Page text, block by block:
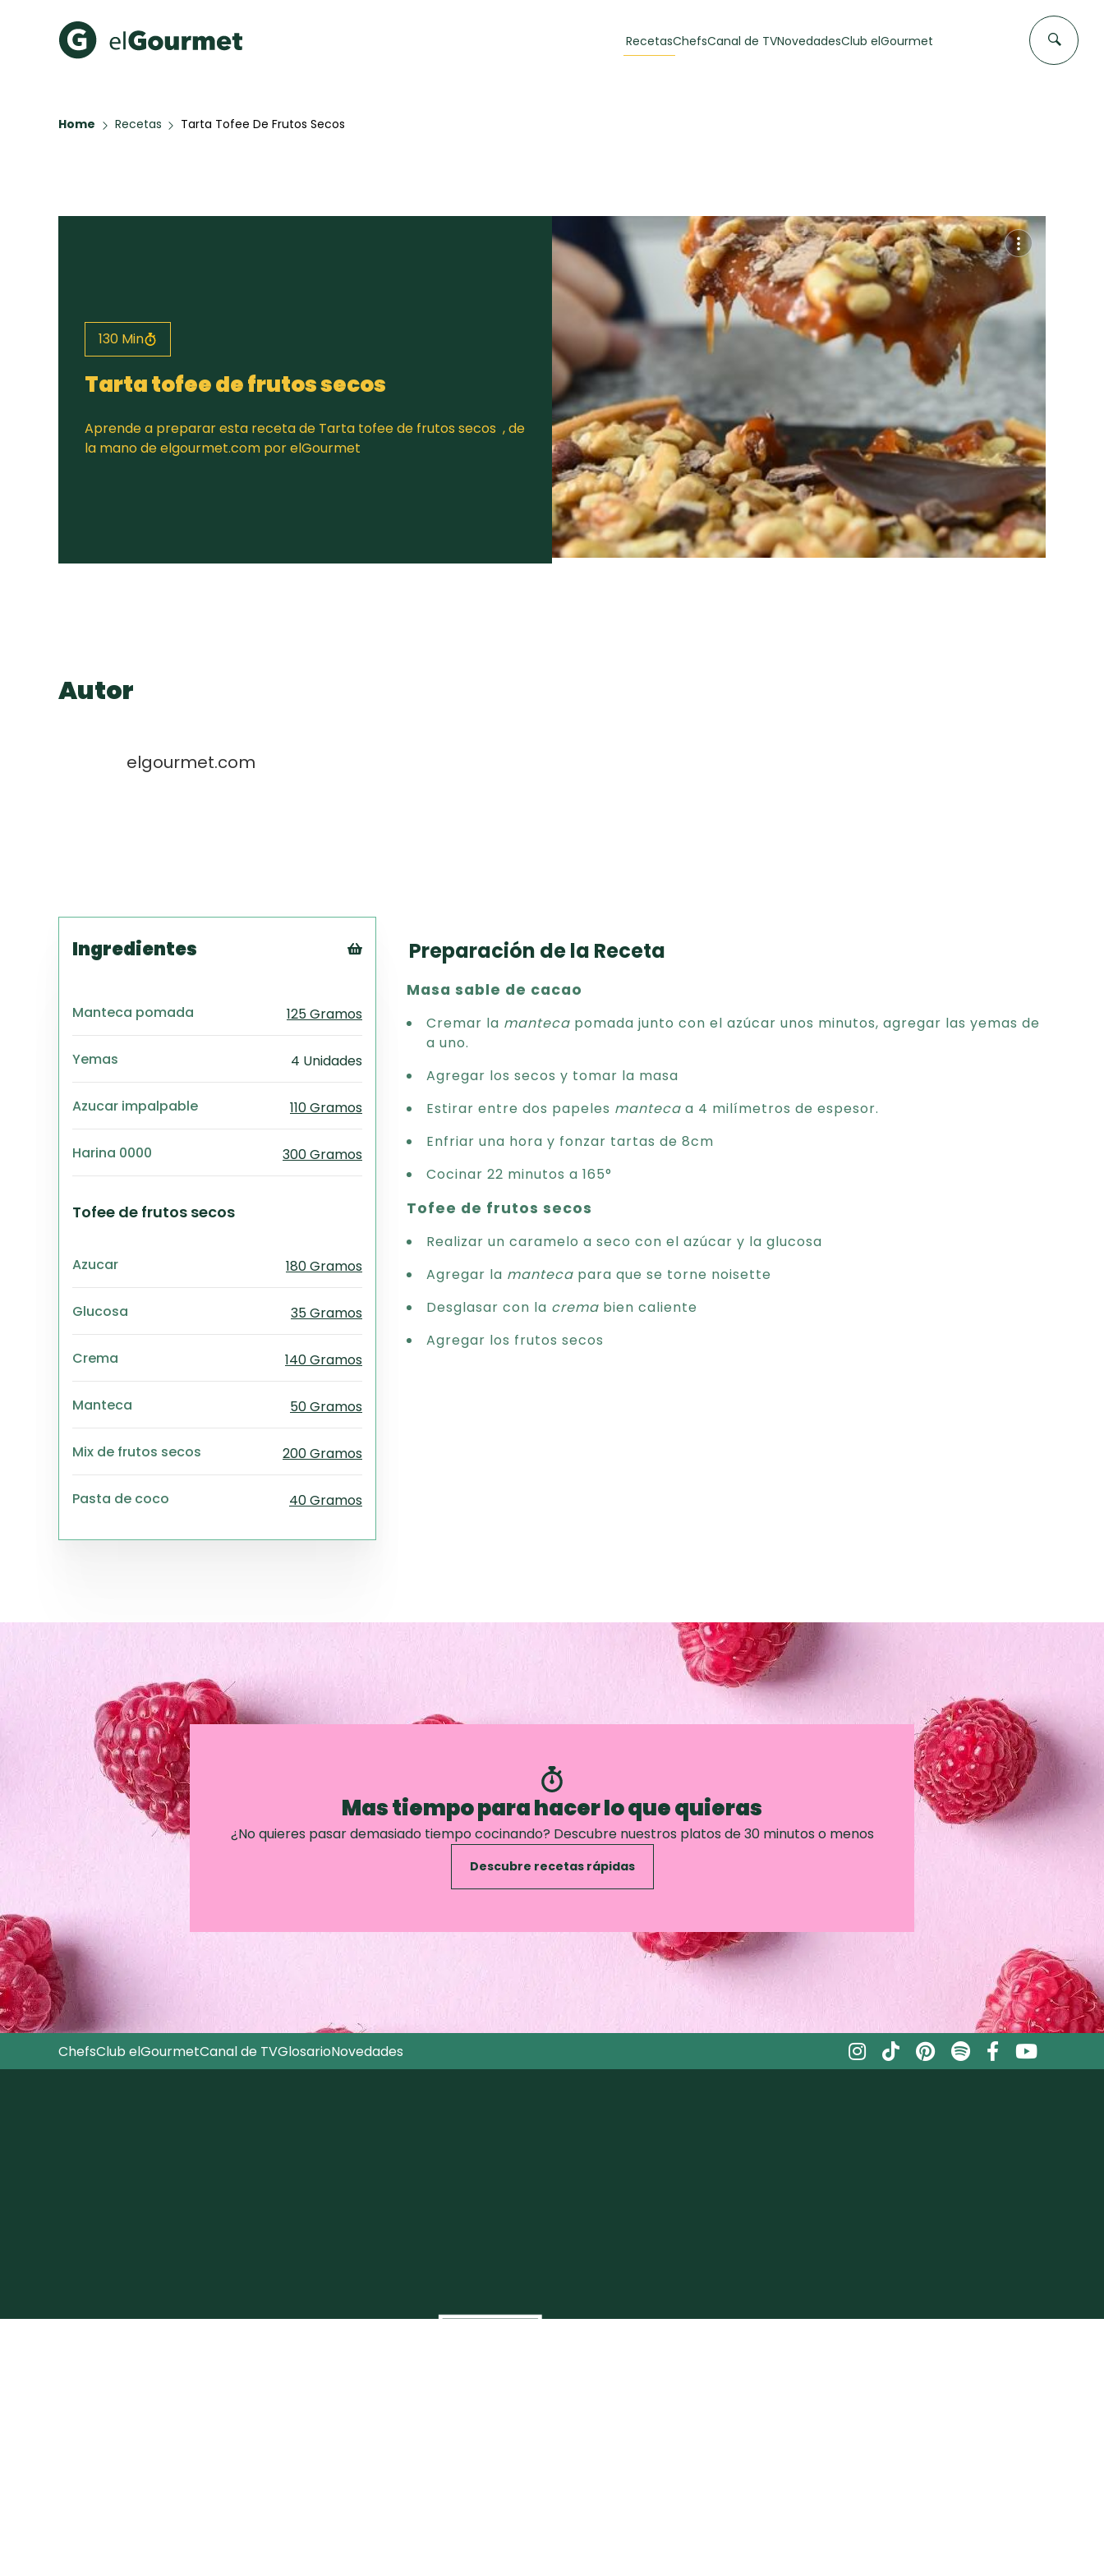
Recetas
Chocolate
Toast de trucha
curada y queso
EMPANADAS DE
CARNE
60 min
FLAN CASERO
50 min
Todas las recetas
ChefsCanal de TVNovedadesClub elGourmet
Home Recetas Tarta Tofee De Frutos Secos
130 Min
Tarta tofee de frutos secos
Aprende a preparar esta receta de Tarta tofee de frutos secos , de
la mano de elgourmet.com por elGourmet
Autor
elgourmet.com
Ingredientes
PDF
Excel
Word
Manteca pomada 125 Gramos
Yemas 4 Unidades
Azucar impalpable 110 Gramos
Harina 0000 300 Gramos
Tofee de frutos secos
Azucar 180 Gramos
Glucosa 35 Gramos
Crema 140 Gramos
Manteca 50 Gramos
Mix de frutos secos 200 Gramos
Pasta de coco 40 Gramos
Preparación de la Receta
Masa sable de cacao
Cremar la manteca pomada junto con el azúcar unos minutos, agregar las yemas de
a uno.
Agregar los secos y tomar la masa
Estirar entre dos papeles manteca a 4 milímetros de espesor.
Enfriar una hora y fonzar tartas de 8cm
Cocinar 22 minutos a 165°
Tofee de frutos secos
Realizar un caramelo a seco con el azúcar y la glucosa
Agregar la manteca para que se torne noisette
Desglasar con la crema bien caliente
Agregar los frutos secos
Mas tiempo para hacer lo que quieras
¿No quieres pasar demasiado tiempo cocinando? Descubre nuestros platos de 30 minutos o menos
Descubre recetas rápidas
ChefsClub elGourmetCanal de TVGlosarioNovedades